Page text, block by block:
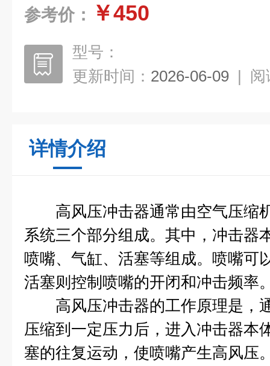
参考价： ￥450
型号：
更新时间： 2026-06-09 | 阅
详情介绍
高风压冲击器通常由空气压缩
系统三个部分组成。其中，冲击器
喷嘴、气缸、活塞等组成。喷嘴可
活塞则控制喷嘴的开闭和冲击频率
高风压冲击器的工作原理是，
压缩到一定压力后，进入冲击器本
塞的往复运动，使喷嘴产生高风压